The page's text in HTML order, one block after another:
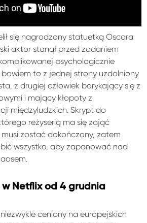
się nagrodzony statuetką Oscara
aktor stanął przed zadaniem
psychologicznie
to z jednej strony uzdolniony
z drugiej człowiek borykający się z
i mający kłopoty z
międzyludzkich. Skrypt do
reżyserią ma się zająć
zostać dokończony, zatem
wszystko, aby zapanować nad
w Netflix od 4 grudnia
ceniony na europejskich